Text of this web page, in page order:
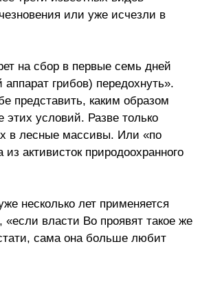
или уже исчезли в
на сбор в первые семь дней
грибов) передохнуть».
представить, каким образом
этих условий. Разве только
в лесные массивы. Или «по
активисток природоохранного
несколько лет применяется
«если власти Во проявят такое же
сама она больше любит